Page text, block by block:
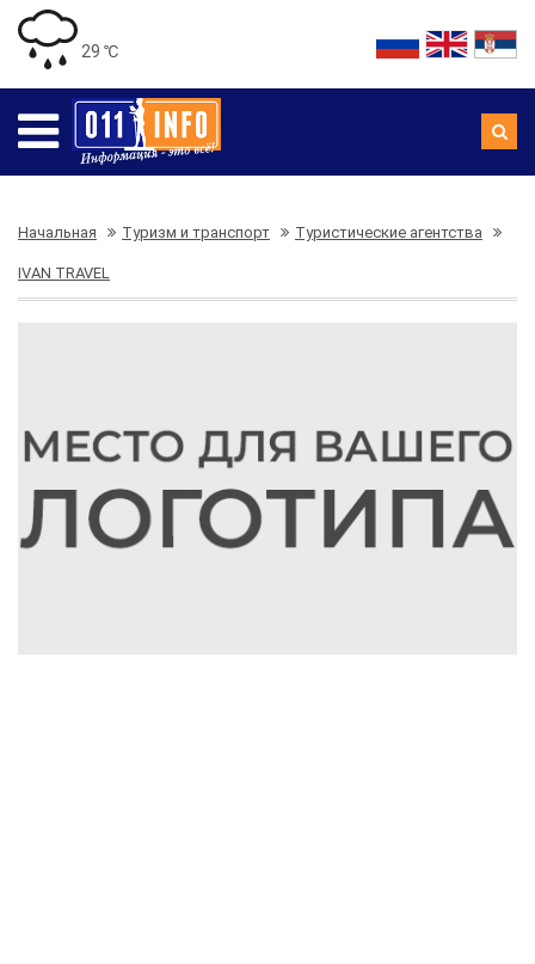
29 ℃
Начальная Туризм и транспорт Туристические агентства
IVAN TRAVEL